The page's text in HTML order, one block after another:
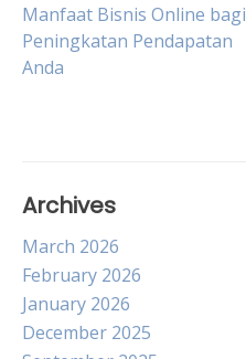
Post
navigation
Manfaat Bisnis Online bagi
Peningkatan Pendapatan
Anda
Archives
March 2026
February 2026
January 2026
December 2025